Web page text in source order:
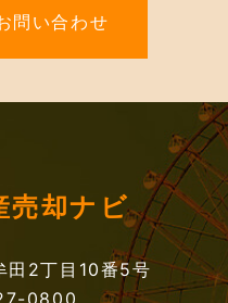
問い合わせ
売却ナビ
田2丁目10番5号